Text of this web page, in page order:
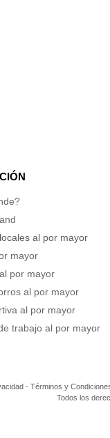
al por mayor
mayor
por mayor
al por mayor
al por mayor
trabajo al por mayor
-Términos y
Todos los